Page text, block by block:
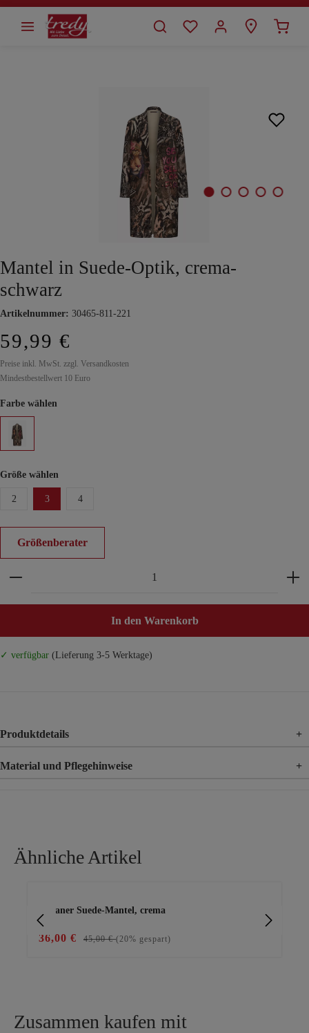
springen
Mantel in Suede-Optik, crema-
schwarz
Artikelnummer: 30465-811-221
59,99 €
Preise inkl. MwSt. zzgl. Versandkosten
Mindestbestellwert 10 Euro
Farbe wählen
Größe wählen
2 3 4
Größenberater
Produkt Anzahl: Gib den gewünschten Wert ein
In den Warenkorb
✓ verfügbar (Lieferung 3-5 Werktage)
Produktdetails +
Material und Pflegehinweise +
Ähnliche Artikel
Urbaner Suede-Mantel, crema
36,00 € 45,00 €(20% gespart)
Zusammen kaufen mit